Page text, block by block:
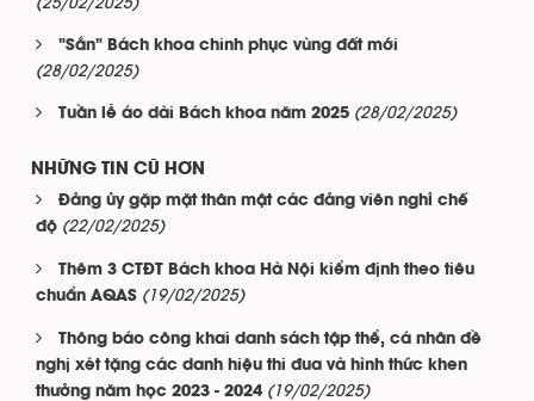
"Sắn" Bách khoa chinh phục vùng đất mới
(28/02/2025)
Tuần lễ áo dài Bách khoa năm 2025 (28/02/2025)
NHỮNG TIN CŨ HƠN
Đảng ủy gặp mặt thân mật các đảng viên nghỉ chế
độ (22/02/2025)
Thêm 3 CTĐT Bách khoa Hà Nội kiểm định theo tiêu
chuẩn AQAS (19/02/2025)
Thông báo công khai danh sách tập thể, cá nhân đề
nghị xét tặng các danh hiệu thi đua và hình thức khen
thưởng năm học 2023 - 2024 (19/02/2025)